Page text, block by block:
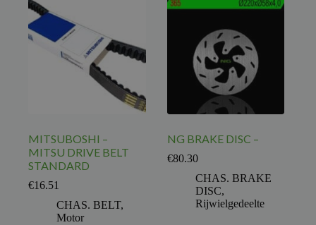
MITSUBOSHI –
MITSU DRIVE BELT
STANDARD
€16.51
CHAS. BELT,
Motor
NG BRAKE DISC –
€80.30
CHAS. BRAKE
DISC,
Rijwielgedeelte